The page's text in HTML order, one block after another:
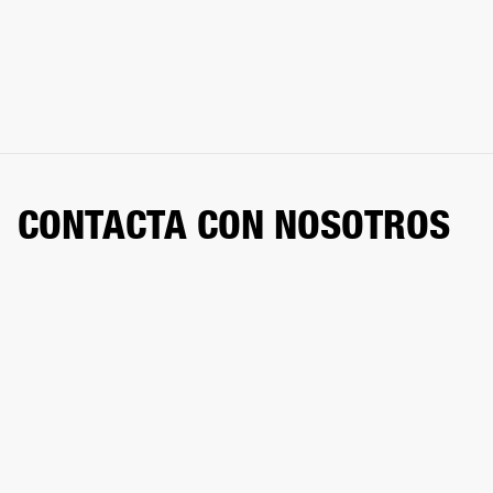
CONTACTA CON NOSOTROS